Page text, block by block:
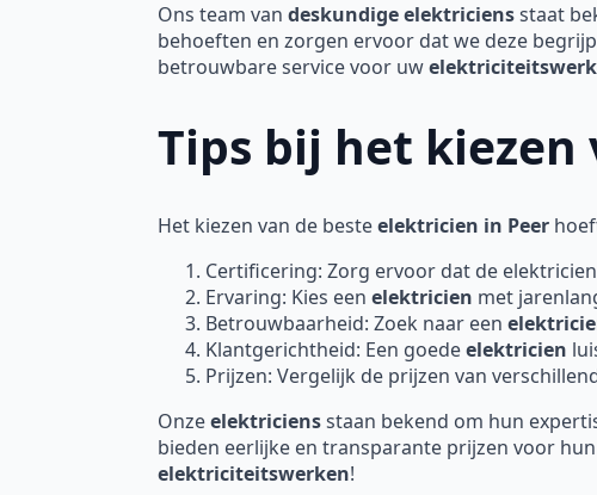
Ons team van deskundige elektriciensstaat
behoeften en zorgen ervoor dat we deze
betrouwbare service voor uw
Tips bij het
Het kiezen van de besteelektricien in Peer
Certificering: Zorg ervoor dat de
Ervaring: Kies een elektricien met
Betrouwbaarheid: Zoek naar een
Klantgerichtheid: Een goedeelektricien
Prijzen: Vergelijk de prijzen van
Onzeelektriciensstaan bekend om hun
bieden eerlijke en transparante prijzen voor
elektriciteitswerken!